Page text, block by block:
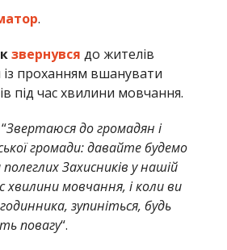
.
звернувся до жителів
із проханням вшанувати
під час хвилини мовчання.
Звертаюся до громадян і
громади: давайте будемо
Захисників у нашій
хвилини мовчання, і коли ви
зупиніться, будь
повагу“.